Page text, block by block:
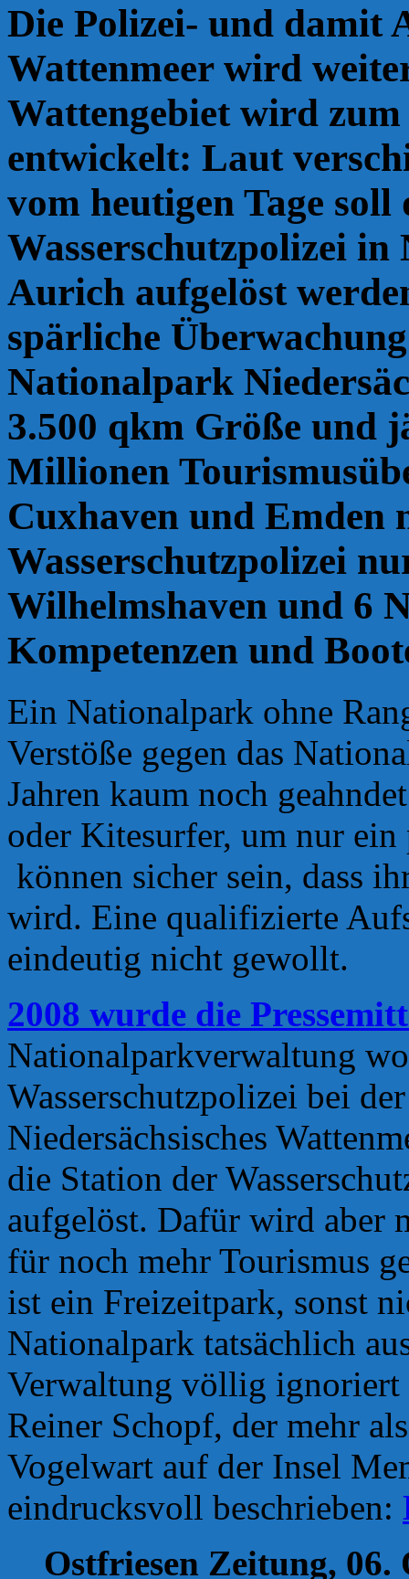
Die Polizei- und damit
Wattenmeer wird
Wattengebiet wird
entwickelt: Laut
vom heutigen Tage
Wasserschutzpolizei
Aurich aufgelöst
spärliche
Nationalpark
3.500 qkm Größe und
Millionen
Cuxhaven und Emden
Wasserschutzpolizei
Wilhelmshaven und 6
Kompetenzen und
Ein Nationalpark ohne
Verstöße gegen das
Jahren kaum noch
oder Kitesurfer, um nur ein
können sicher sein, dass
wird. Eine qualifizierte
eindeutig nicht gewollt.
2008 wurde die
Nationalparkverwaltung
Wasserschutzpolizei bei
Niedersächsisches
die Station der
aufgelöst. Dafür wird aber
für noch mehr Tourismus
ist ein Freizeitpark, sonst
Nationalpark tatsächlich
Verwaltung völlig
Reiner Schopf, der mehr
Vogelwart auf der Insel
eindrucksvoll beschrieben:
Ostfriesen Zeitung, 06.